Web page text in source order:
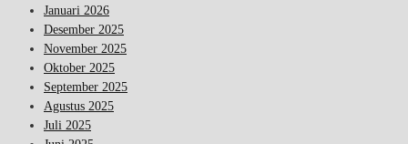
Januari 2026
Desember 2025
November 2025
Oktober 2025
September 2025
Agustus 2025
Juli 2025